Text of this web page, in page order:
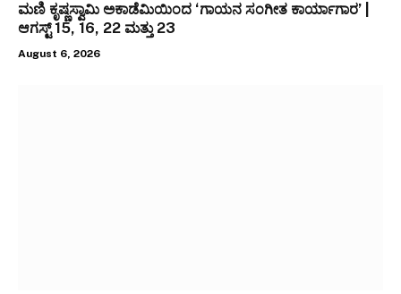
ಮಣಿ ಕೃಷ್ಣಸ್ವಾಮಿ ಅಕಾಡೆಮಿಯಿಂದ ‘ಗಾಯನ ಸಂಗೀತ ಕಾರ್ಯಾಗಾರ’ |
ಆಗಸ್ಟ್ 15, 16, 22 ಮತ್ತು 23
August 6, 2026